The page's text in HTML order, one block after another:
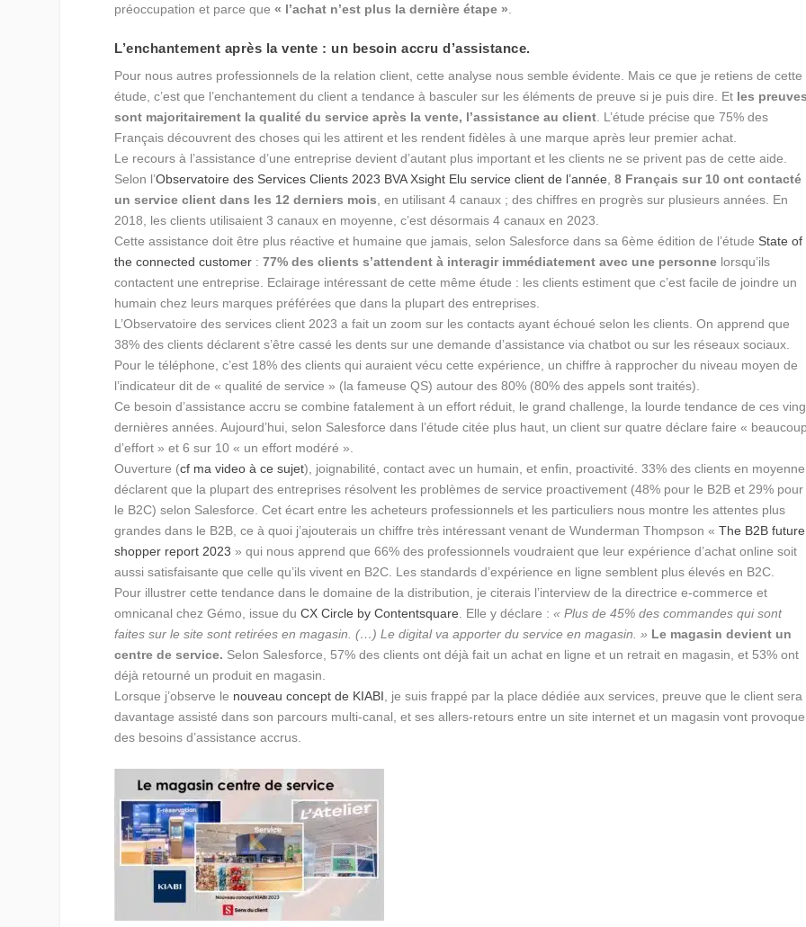
préoccupation et parce que« l’achat n’est plus la dernière étape »
L’enchantement après la vente : un besoin accru d’assistance.
Pour nous autres professionnels de la relation client, cette analyse nous semble évidente. Mais ce que je retiens de cette
étude, c’est que l’enchantement du client a tendance à basculer sur les éléments de preuve si je puis dire. Et les
sont majoritairement la qualité du service après la vente, l’assistance au client. L’étude précise que 75% des
Français découvrent des choses qui les attirent et les rendent fidèles à une marque après leur premier achat.
Le recours à l’assistance d’une entreprise devient d’autant plus important et les clients ne se privent pas de cette aide.
Selon l’Observatoire des Services Clients 2023 BVA Xsight Elu service client de l’année,8 Français sur 10 ont contacté
un service client dans les 12 derniers mois, en utilisant 4 canaux ; des chiffres en progrès sur plusieurs années. En
2018, les clients utilisaient 3 canaux en moyenne, c’est désormais 4 canaux en 2023.
Cette assistance doit être plus réactive et humaine que jamais, selon Salesforce dans sa 6ème édition de l’étude State of
the connected customer :77% des clients s’attendent à interagir immédiatement avec une personne lorsqu’ils
contactent une entreprise. Eclairage intéressant de cette même étude : les clients estiment que c’est facile de joindre un
humain chez leurs marques préférées que dans la plupart des entreprises.
L’Observatoire des services client 2023 a fait un zoom sur les contacts ayant échoué selon les clients. On apprend que
38% des clients déclarent s’être cassé les dents sur une demande d’assistance via chatbot ou sur les réseaux sociaux.
Pour le téléphone, c’est 18% des clients qui auraient vécu cette expérience, un chiffre à rapprocher du niveau moyen de
l’indicateur dit de « qualité de service » (la fameuse QS) autour des 80% (80% des appels sont traités).
Ce besoin d’assistance accru se combine fatalement à un effort réduit, le grand challenge, la lourde tendance de ces
dernières années. Aujourd’hui, selon Salesforce dans l’étude citée plus haut, un client sur quatre déclare faire «
d’effort » et 6 sur 10 « un effort modéré ».
Ouverture (cf ma video à ce sujet), joignabilité, contact avec un humain, et enfin, proactivité. 33% des clients en moyenne
déclarent que la plupart des entreprises résolvent les problèmes de service proactivement (48% pour le B2B et 29% pour
le B2C) selon Salesforce. Cet écart entre les acheteurs professionnels et les particuliers nous montre les attentes plus
grandes dans le B2B, ce à quoi j’ajouterais un chiffre très intéressant venant de Wunderman Thompson «The B2B future
shopper report 2023 » qui nous apprend que 66% des professionnels voudraient que leur expérience d’achat online soit
aussi satisfaisante que celle qu’ils vivent en B2C. Les standards d’expérience en ligne semblent plus élevés en B2C.
Pour illustrer cette tendance dans le domaine de la distribution, je citerais l’interview de la directrice e-commerce et
omnicanal chez Gémo, issue du CX Circle by Contentsquare. Elle y déclare :« Plus de 45% des commandes qui sont
faites sur le site sont retirées en magasin. (…) Le digital va apporter du service en magasin. » Le magasin devient un
centre de service. Selon Salesforce, 57% des clients ont déjà fait un achat en ligne et un retrait en magasin, et 53% ont
déjà retourné un produit en magasin.
Lorsque j’observe le nouveau concept de KIABI, je suis frappé par la place dédiée aux services, preuve que le client sera
davantage assisté dans son parcours multi-canal, et ses allers-retours entre un site internet et un magasin vont
des besoins d’assistance accrus.